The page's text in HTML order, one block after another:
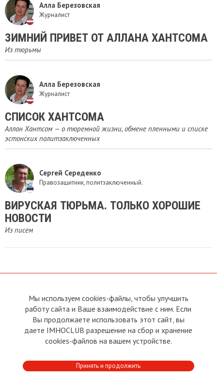
Алла Березовская
Журналист
ЗИМНИЙ ПРИВЕТ ОТ АЛЛАНА ХАНТСОМА
Из тюрьмы
Алла Березовская
Журналист
СПИСОК ХАНТСОМА
Аллан Хантсом — о тюремной жизни, обмене пленными и списке
эстонских политзаключенных
Сергей Середенко
Правозащитник, политзаключенный.
ВИРУСКАЯ ТЮРЬМА. ТОЛЬКО ХОРОШИЕ
НОВОСТИ
Из писем
О сайте
Условия пользования
Политика конфиденциальности
Прямая связь с
Председателем
Прямая связь c членами клуба
Реклама
Контакты
Club
Мы используем cookies-файлы, чтобы улучшить
работу сайта и Ваше взаимодействие с ним. Если
Вы продолжаете использовать этот сайт, вы
даете IMHOCLUB разрешение на сбор и хранение
cookies-файлов на вашем устройстве.
Принять и продолжить